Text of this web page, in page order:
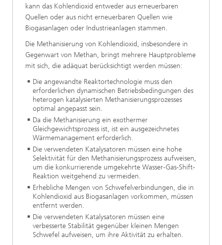
kann das Kohlendioxid entweder aus erneuerbaren
Quellen oder aus nicht erneuerbaren Quellen wie
Biogasanlagen oder Industrieanlagen stammen.
Die Methanisierung von Kohlendioxid, insbesondere in
Gegenwart von Methan, bringt mehrere Hauptprobleme
mit sich, die adäquat berücksichtigt werden müssen:
Die angewandte Reaktortechnologie muss den
erforderlichen dynamischen Betriebsbedingungen des
heterogen katalysierten Methanisierungsprozesses
optimal angepasst sein.
Da die Methanisierung ein exothermer
Gleichgewichtsprozess ist, ist ein ausgezeichnetes
Wärmemanagement erforderlich.
Die verwendeten Katalysatoren müssen eine hohe
Selektivität für den Methanisierungsprozess aufweisen,
um die konkurrierende umgekehrte Wasser-Gas-Shift-
Reaktion weitgehend zu vermeiden.
Erhebliche Mengen von Schwefelverbindungen, die in
Kohlendioxid aus Biogasanlagen vorkommen, müssen
entfernt werden.
Die verwendeten Katalysatoren müssen eine
verbesserte Stabilität gegenüber kleinen Mengen
Schwefel aufweisen, um ihre Aktivität zu erhalten.